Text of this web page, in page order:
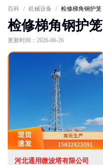
百科 / 机械设备 / 检修梯角钢护笼
检修梯角钢护笼
更新时间：2026-06-26
河北通用微波塔有限公司